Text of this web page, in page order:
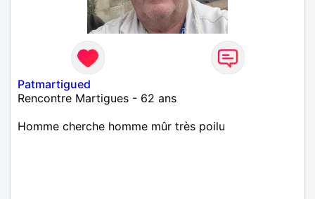
Patmartigued
Rencontre Martigues - 62 ans
Homme cherche homme mûr très poilu